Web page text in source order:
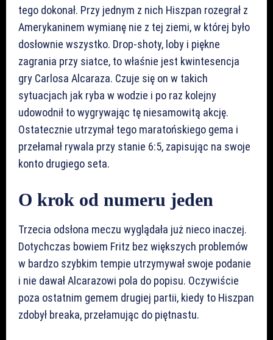
tego dokonał. Przy jednym z nich Hiszpan rozegrał z
Amerykaninem wymianę nie z tej ziemi, w której było
dosłownie wszystko. Drop-shoty, loby i piękne
zagrania przy siatce, to właśnie jest kwintesencja
gry Carlosa Alcaraza. Czuje się on w takich
sytuacjach jak ryba w wodzie i po raz kolejny
udowodnił to wygrywając tę niesamowitą akcję.
Ostatecznie utrzymał tego maratońskiego gema i
przełamał rywala przy stanie 6:5, zapisując na swoje
konto drugiego seta.
O krok od numeru jeden
Trzecia odsłona meczu wyglądała już nieco inaczej.
Dotychczas bowiem Fritz bez większych problemów
w bardzo szybkim tempie utrzymywał swoje podanie
i nie dawał Alcarazowi pola do popisu. Oczywiście
poza ostatnim gemem drugiej partii, kiedy to Hiszpan
zdobył breaka, przełamując do piętnastu.